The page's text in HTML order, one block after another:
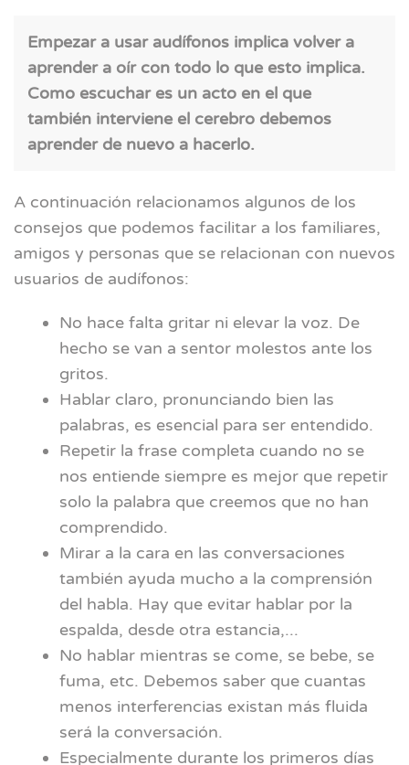
Empezar a usar audífonos implica volver a
aprender a oír con todo lo que esto implica.
Como escuchar es un acto en el que
también interviene el cerebro debemos
aprender de nuevo a hacerlo.
A continuación relacionamos algunos de los
consejos que podemos facilitar a los familiares,
amigos y personas que se relacionan con nuevos
usuarios de audífonos:
No hace falta gritar ni elevar la voz. De
hecho se van a sentor molestos ante los
gritos.
Hablar claro, pronunciando bien las
palabras, es esencial para ser entendido.
Repetir la frase completa cuando no se
nos entiende siempre es mejor que repetir
solo la palabra que creemos que no han
comprendido.
Mirar a la cara en las conversaciones
también ayuda mucho a la comprensión
del habla. Hay que evitar hablar por la
espalda, desde otra estancia,...
No hablar mientras se come, se bebe, se
fuma, etc. Debemos saber que cuantas
menos interferencias existan más fluida
será la conversación.
Especialmente durante los primeros días